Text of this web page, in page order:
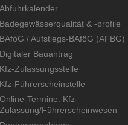
Abfuhrkalender
Badegewässerqualität& -profile
BAföG / Aufstiegs-BAföG (AFBG)
Digitaler Bauantrag
Kfz-Zulassungsstelle
Kfz-Führerscheinstelle
Online-Termine: Kfz-
Zulassung/Führerscheinwesen